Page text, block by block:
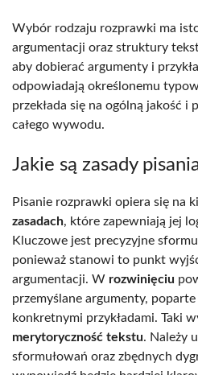
Wybór rodzaju rozprawki ma
argumentacji oraz struktury
aby dobierać argumenty i
odpowiadają określonemu
przekłada się na ogólną jakość i
całego wywodu.
Jakie są zasady
Pisanie rozprawki opiera się na
zasadach, które zapewniają jej
Kluczowe jest precyzyjne
ponieważ stanowi to punkt
argumentacji. W rozwinięciu
przemyślane argumenty,
konkretnymi przykładami. Taki
merytoryczność tekstu. Należy
sformułowań oraz zbędnych